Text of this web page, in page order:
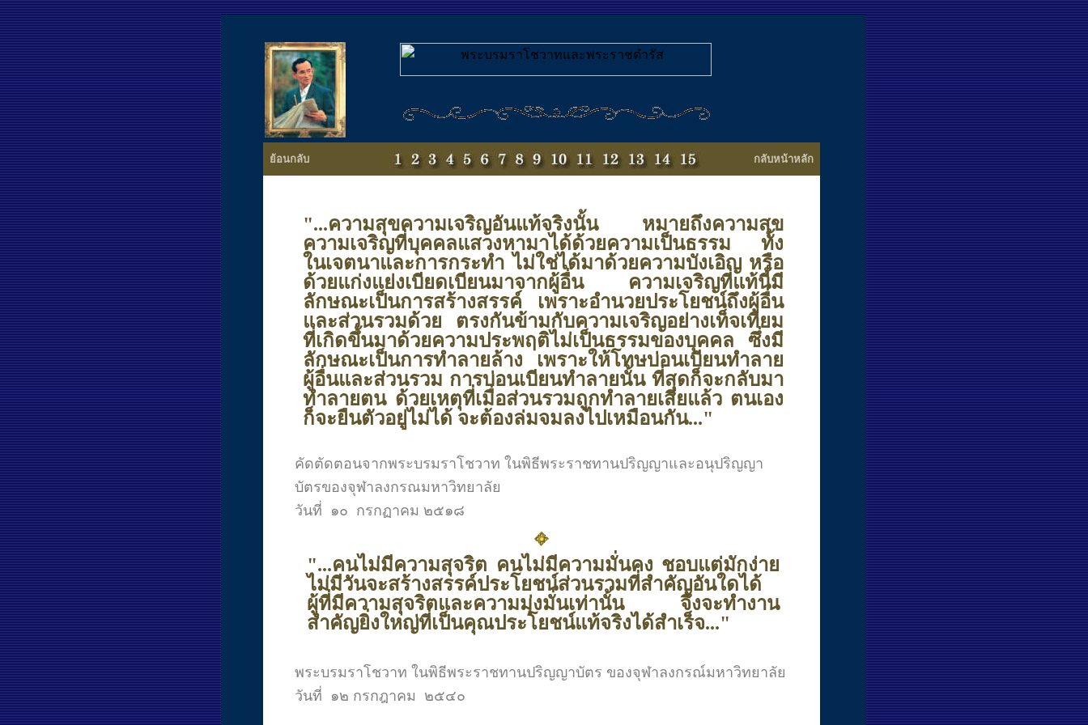
ย้อนกลับ กลับหน้าหลัก
"...ความสุขความเจริญอันแท้จริงนั้น หมายถึงความสุข
ความเจริญที่บุคคลแสวงหามาได้ด้วยความเป็นธรรม ทั้ง
ในเจตนาและการกระทำ ไม่ใช่ได้มาด้วยความบังเอิญ หรือ
ด้วยแก่งแย่งเบียดเบียนมาจากผู้อื่น ความเจริญที่แท้นี้มี
ลักษณะเป็นการสร้างสรรค์ เพราะอำนวยประโยชน์ถึงผู้อื่น
และส่วนรวมด้วย ตรงกันข้ามกับความเจริญอย่างเท็จเทียม
ที่เกิดขึ้นมาด้วยความประพฤติไม่เป็นธรรมของบุคคล ซึ่งมี
ลักษณะเป็นการทำลายล้าง เพราะให้โทษบ่อนเบียนทำลาย
ผู้อื่นและส่วนรวม การบ่อนเบียนทำลายนั้น ที่สุดก็จะกลับมา
ทำลายตน ด้วยเหตุที่เมื่อส่วนรวมถูกทำลายเสียแล้ว ตนเอง
ก็จะยืนตัวอยู่ไม่ได้ จะต้องล่มจมลงไปเหมือนกัน..."
คัดตัดตอนจากพระบรมราโชวาท ในพิธีพระราชทานปริญญาและอนุปริญญา
บัตรของจุฬาลงกรณมหาวิทยาลัย
วันที่ ๑๐ กรกฏาคม ๒๕๑๘
"...คนไม่มีความสุจริต คนไม่มีความมั่นคง ชอบแต่มักง่าย
ไม่มีวันจะสร้างสรรค์ประโยชน์ส่วนรวมที่สำคัญอันใดได้
ผู้ที่มีความสุจริตและความมุ่งมั่นเท่านั้น จึงจะทำงาน
สำคัญยิ่งใหญ่ที่เป็นคุณประโยชน์แท้จริงได้สำเร็จ..."
พระบรมราโชวาท ในพิธีพระราชทานปริญญาบัตร ของจุฬาลงกรณ์มหาวิทยาลัย
วันที่ ๑๒ กรกฎาคม ๒๕๔๐